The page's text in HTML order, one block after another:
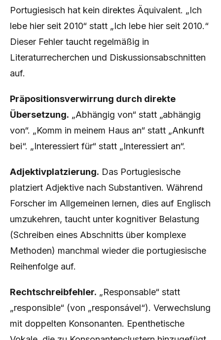
Portugiesisch hat kein direktes Äquivalent. „Ich
lebe hier seit 2010“ statt „Ich lebe hier seit 2010.“
Dieser Fehler taucht regelmäßig in
Literaturrecherchen und Diskussionsabschnitten
auf.
Präpositionsverwirrung durch direkte
Übersetzung. „Abhängig von“ statt „abhängig
von“. „Komm in meinem Haus an“ statt „Ankunft
bei“. „Interessiert für“ statt „Interessiert an“.
Adjektivplatzierung. Das Portugiesische
platziert Adjektive nach Substantiven. Während
Forscher im Allgemeinen lernen, dies auf Englisch
umzukehren, taucht unter kognitiver Belastung
(Schreiben eines Abschnitts über komplexe
Methoden) manchmal wieder die portugiesische
Reihenfolge auf.
Rechtschreibfehler. „Responsable“ statt
„responsible“ (von „responsável“). Verwechslung
mit doppelten Konsonanten. Epenthetische